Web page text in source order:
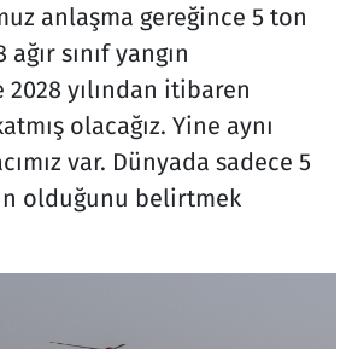
anlaşma gereğince 5 ton
sınıf yangın
yılından itibaren
olacağız. Yine aynı
var. Dünyada sadece 5
olduğunu belirtmek